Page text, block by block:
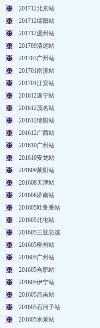
201712北京站
201712绵阳站
201712温州站
201709清远站
201703广州站
201701南溪站
201701江安站
201612遂宁站
201612茂名站
201612绵阳站
201612广西站
201610广州站
201610安龙站
201609莱阳站
201608天津站
201606济南站
201605吐鲁番站
201605北屯站
201605三亚总选
201605柳州站
201605广州站
201605合肥站
201605伊宁站
201605昌吉站
201605石河子站
201605米泉站